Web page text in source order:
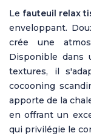
Le fauteuil relax
enveloppant.
crée une
Disponible dans
textures, il
cocooning
apporte de la
en offrant un
qui privilégie le